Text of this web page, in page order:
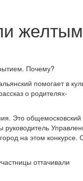
Почему?
помогает в
о родителях-
Это общемосковский
руководитель
на этом конкурсе.
оттачивали